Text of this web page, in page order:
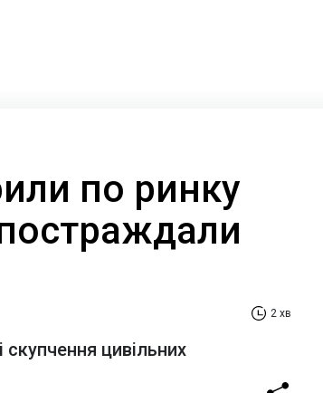
по ринку
2 хв
цивільних